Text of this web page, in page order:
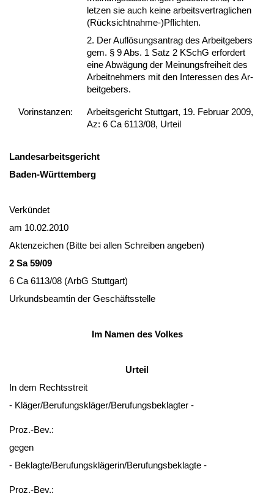
let­zen sie auch kei­ne ar­beits­ver­trag­li­chen
(Rück­sicht­nah­me-)Pflich­ten.
2. Der Auflösungs­an­trag des Ar­beit­ge­bers
gem. § 9 Abs. 1 Satz 2 KSchG er­for­dert
ei­ne Abwägung der Mei­nungs­frei­heit des
Ar­beit­neh­mers mit den In­ter­es­sen des Ar­
beit­ge­bers.
Vor­ins­tan­zen:
Arbeitsgericht Stuttgart, 19. Februar 2009,
Az: 6 Ca 6113/08, Urteil
Lan­des­ar­beits­ge­richt
Ba­den-Würt­tem­berg
Verkündet
am 10.02.2010
Ak­ten­zei­chen (Bit­te bei al­len Schrei­ben an­ge­ben)
2 Sa 59/09
6 Ca 6113/08 (ArbG Stutt­gart)
Ur­kunds­be­am­tin der Geschäfts­stel­le
Im Na­men des Vol­kes
Ur­teil
In dem Rechts­streit
- Kläger/Be­ru­fungskläger/Be­ru­fungs­be­klag­ter -
Proz.-Bev.:
ge­gen
- Be­klag­te/Be­ru­fungskläge­rin/Be­ru­fungs­be­klag­te -
Proz.-Bev.: